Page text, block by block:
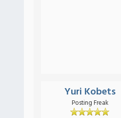
Yuri Kobets
Posting Freak